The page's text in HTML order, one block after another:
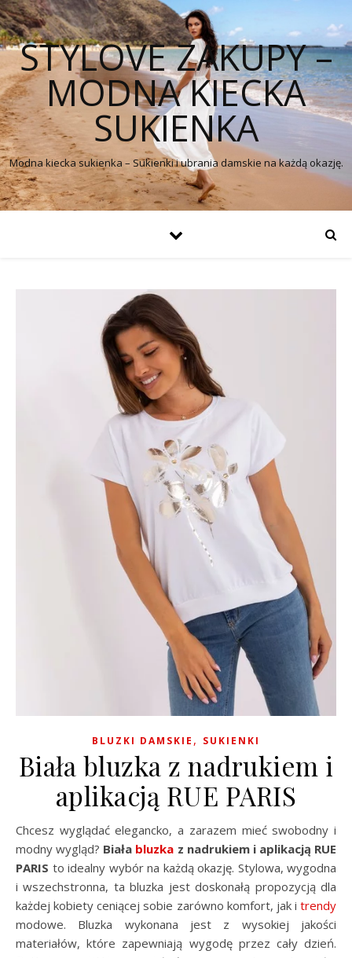
STYLOVE ZAKUPY –
MODNA KIECKA
SUKIENKA
Modna kiecka sukienka – Sukienki i ubrania damskie na każdą okazję.
BLUZKI DAMSKIE , SUKIENKI
Biała bluzka z nadrukiem i
aplikacją RUE PARIS
Chcesz wyglądać elegancko, a zarazem mieć swobodny i
modny wygląd? Biała bluzka z nadrukiem i aplikacją RUE
PARIS to idealny wybór na każdą okazję. Stylowa, wygodna
i wszechstronna, ta bluzka jest doskonałą propozycją dla
każdej kobiety ceniącej sobie zarówno komfort, jak i trendy
modowe. Bluzka wykonana jest z wysokiej jakości
materiałów, które zapewniają wygodę przez cały dzień.